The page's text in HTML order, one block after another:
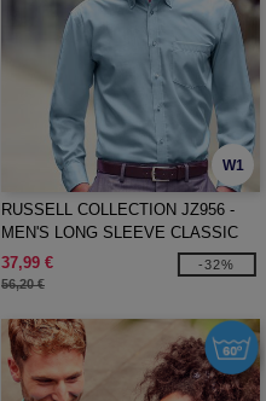
W1
RUSSELL COLLECTION JZ956 -
MEN'S LONG SLEEVE CLASSIC
ULTIMATE NON-IRON SHIRT
37,99 €
56,20 €
-32%